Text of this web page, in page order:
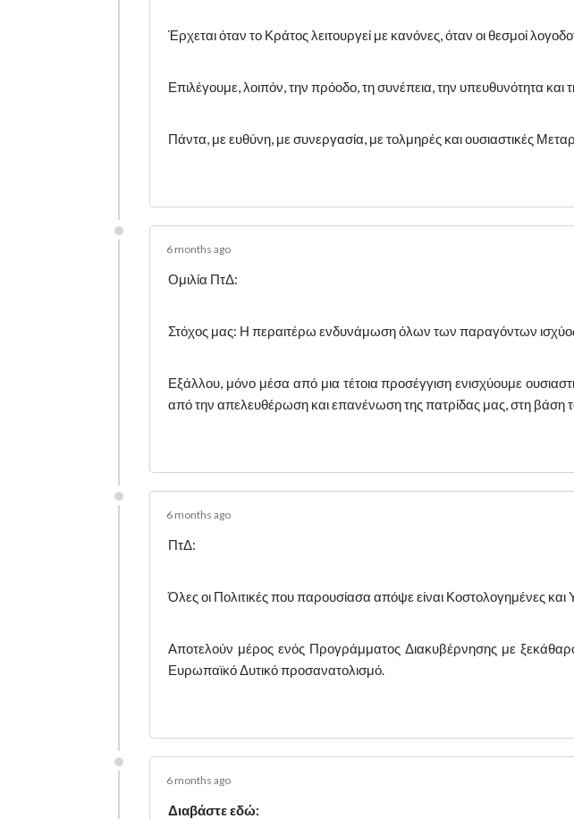
Έρχεται όταν το Κράτος λειτουργεί με κανόνες, όταν οι θεσμοί
Επιλέγουμε, λοιπόν, την πρόοδο, τη συνέπεια, την υπευθυνότητα και
Πάντα, με ευθύνη, με συνεργασία, με τολμηρές και ουσιαστικές
6 months ago
Ομιλία ΠτΔ:
Στόχος μας: Η περαιτέρω ενδυνάμωση όλων των παραγόντων
Εξάλλου, μόνο μέσα από μια τέτοια προσέγγιση ενισχύουμε
από την απελευθέρωση και επανένωση της πατρίδας μας, στη βάση
6 months ago
ΠτΔ:
Όλες οι Πολιτικές που παρουσίασα απόψε είναι Κοστολογημένες και
Αποτελούν μέρος ενός Προγράμματος Διακυβέρνησης με ξεκάθαρο
Ευρωπαϊκό Δυτικό προσανατολισμό.
6 months ago
Διαβάστε εδώ: